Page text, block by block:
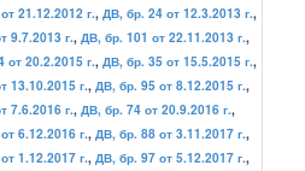
21.12.2012 г., ДВ, бр. 24 от 12.3.2013 г.,
9.7.2013 г., ДВ, бр. 101 от 22.11.2013 г.,
от 20.2.2015 г., ДВ, бр. 35 от 15.5.2015 г.,
13.10.2015 г., ДВ, бр. 95 от 8.12.2015 г.,
7.6.2016 г., ДВ, бр. 74 от 20.9.2016 г.,
6.12.2016 г., ДВ, бр. 88 от 3.11.2017 г.,
1.12.2017 г., ДВ, бр. 97 от 5.12.2017 г.,